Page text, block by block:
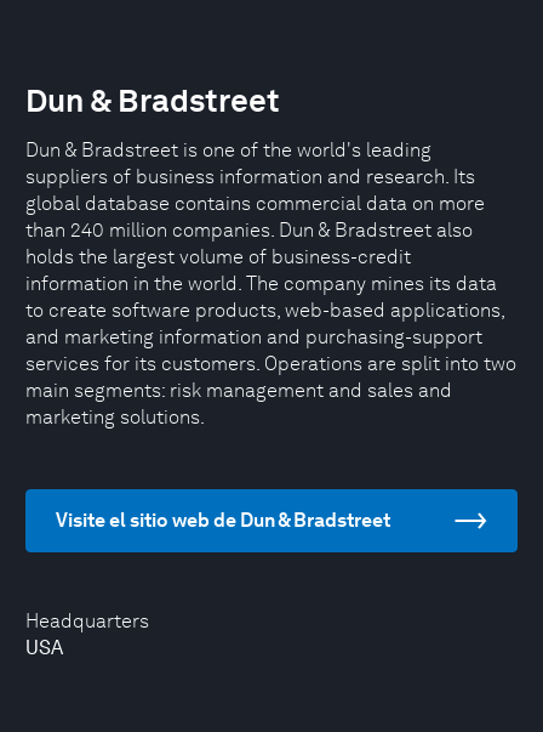
Headquarters
USA
Dun & Bradstreet
Dun & Bradstreet is one of the world's leading
suppliers of business information and research. Its
global database contains commercial data on more
than 240 million companies. Dun & Bradstreet also
holds the largest volume of business-credit
information in the world. The company mines its data
to create software products, web-based applications,
and marketing information and purchasing-support
services for its customers. Operations are split into two
main segments: risk management and sales and
marketing solutions.
Visite el sitio web de Dun & Bradstreet